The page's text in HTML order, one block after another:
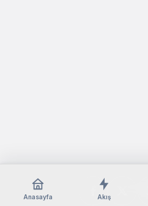
Anasayfa Akış